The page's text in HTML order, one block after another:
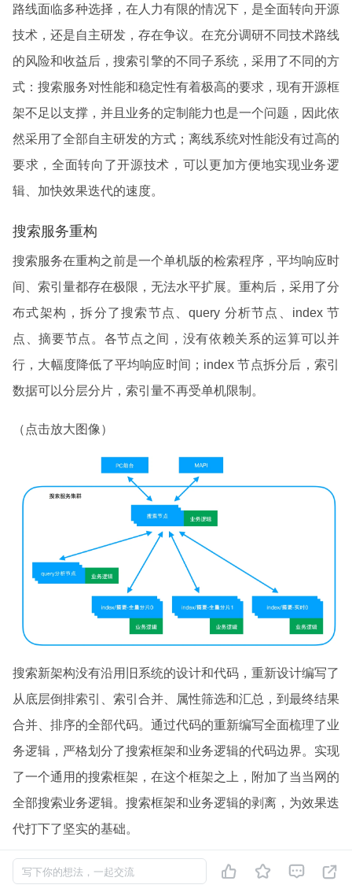
路线面临多种选择，在人力有限的情况下，是全面转向开源
技术，还是自主研发，存在争议。在充分调研不同技术路线
的风险和收益后，搜索引擎的不同子系统，采用了不同的方
式：搜索服务对性能和稳定性有着极高的要求，现有开源框
架不足以支撑，并且业务的定制能力也是一个问题，因此依
然采用了全部自主研发的方式；离线系统对性能没有过高的
要求，全面转向了开源技术，可以更加方便地实现业务逻
辑、加快效果迭代的速度。
搜索服务重构
搜索服务在重构之前是一个单机版的检索程序，平均响应时
间、索引量都存在极限，无法水平扩展。重构后，采用了分
布式架构，拆分了搜索节点、query 分析节点、index 节
点、摘要节点。各节点之间，没有依赖关系的运算可以并
行，大幅度降低了平均响应时间；index 节点拆分后，索引
数据可以分层分片，索引量不再受单机限制。
（点击放大图像）
搜索新架构没有沿用旧系统的设计和代码，重新设计编写了
从底层倒排索引、索引合并、属性筛选和汇总，到最终结果
合并、排序的全部代码。通过代码的重新编写全面梳理了业
务逻辑，严格划分了搜索框架和业务逻辑的代码边界。实现
了一个通用的搜索框架，在这个框架之上，附加了当当网的
全部搜索业务逻辑。搜索框架和业务逻辑的剥离，为效果迭
代打下了坚实的基础。
搜索服务重构耗费了很多时间，最终取得了明显的收益，单
写下你的想法，一起交流    